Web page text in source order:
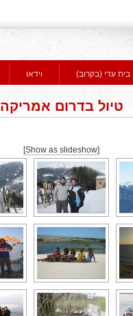
בית עדי (בקרוב) וידאו
טיול בדרום אמריקה
[Show as slideshow]